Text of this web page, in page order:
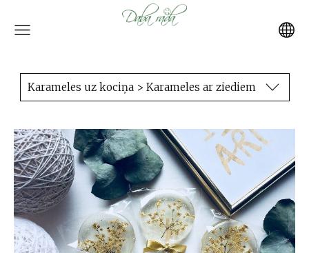
Karameles uz kociņa > Karameles ar ziediem